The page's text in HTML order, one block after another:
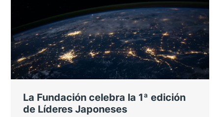
edición de Líderes Japoneses
La Fundación inaugura su nuevo programa
anual de visitantes con una edición orientada
a las startups y la innovación.
La Fundación celebra la 1ª edición
de Líderes Japoneses